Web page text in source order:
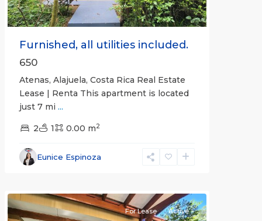
Furnished, all utilities included.
650
Atenas, Alajuela, Costa Rica Real Estate
Lease | Renta This apartment is located
just 7 mi ...
2 1 0.00 m2
Eunice Espinoza
Alajuela
(Province)
For Lease Active